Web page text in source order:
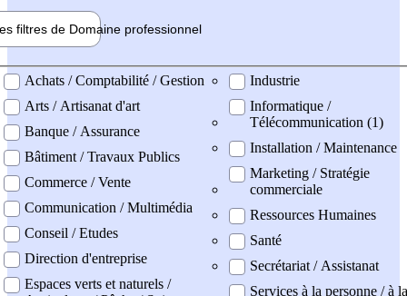
filtres de Domaine professionnel
professionel
Achats / Comptabilité / Gestion
Arts / Artisanat d'art
Banque / Assurance
Bâtiment / Travaux Publics
Commerce / Vente
Communication / Multimédia
Conseil / Etudes
Direction d'entreprise
Espaces verts et naturels /
Industrie
Informatique /
Télécommunication (1)
Installation / Maintenance
Marketing / Stratégie
commerciale
Ressources Humaines
Santé
Secrétariat / Assistanat
Services à la personne / à la